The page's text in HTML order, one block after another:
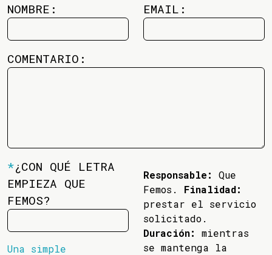
NOMBRE: EMAIL:
COMENTARIO:
*¿CON QUÉ LETRA
EMPIEZA QUE
FEMOS?
Una simple
Responsable:
Que
Femos. Finalidad:
prestar el servicio
solicitado.
Duración:
mientras
se mantenga la